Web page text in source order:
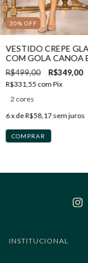
30% OFF
VESTIDO CREPE
COM GOLA CANOA
STRASS NAS MANGAS
R$499,00 R$349,00
R$331,55 com Pix
2 cores
6x deR$58,17sem juros
COMPRAR
INSTITUCIONAL